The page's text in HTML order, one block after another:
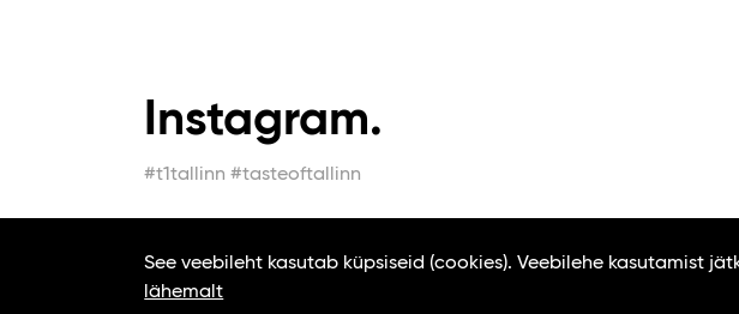
Instagram.
#t1tallinn #tasteoftallinn
See veebileht kasutab küpsiseid (cookies). Veebilehe kasutamist
lähemalt